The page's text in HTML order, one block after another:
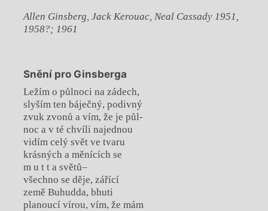
Allen Ginsberg, Jack Kerouac, Neal Cassady 1951,
1958?; 1961
Snění pro Ginsberga
Ležím o půlnoci na zádech,
slyším ten báječný, podivný
zvuk zvonů a vím, že je půl-
noc a v té chvíli najednou
vidím celý svět ve tvaru
krásných a měnících se
m u t t a světů–
všechno se děje, zářící
země Buhudda, bhuti
planoucí vírou, vím, že mám